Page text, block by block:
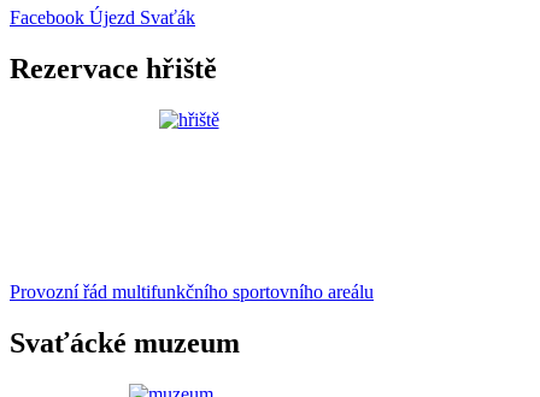
Facebook Újezd Svaťák
Rezervace hřiště
Provozní řád multifunkčního sportovního areálu
Svaťácké muzeum